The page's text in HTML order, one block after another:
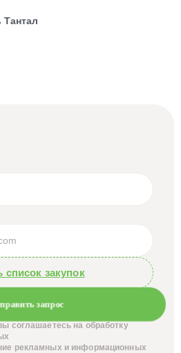
список закупок
запрос
соглашаетесь на обработку
рекламных и информационных